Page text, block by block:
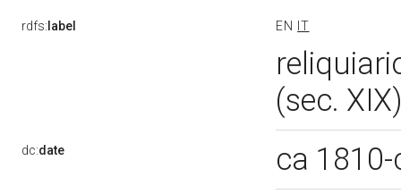
rdfs: label EN IT
(sec.
dc:date ca